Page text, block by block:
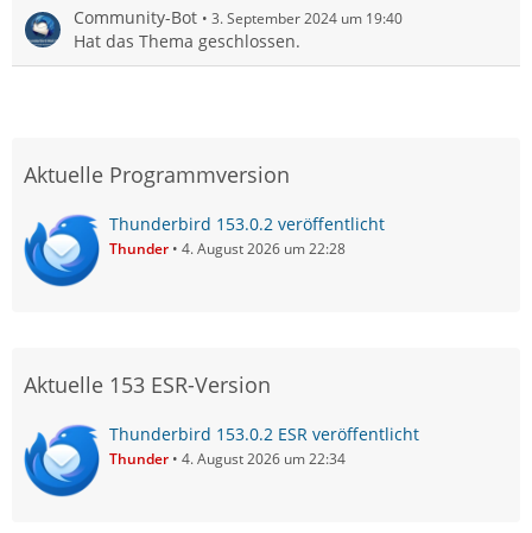
Community-Bot 3. September 2024 um 19:40
Hat das Thema geschlossen.
Aktuelle Programmversion
Thunderbird 153.0.2 veröffentlicht
Thunder 4. August 2026 um 22:28
Aktuelle 153 ESR-Version
Thunderbird 153.0.2 ESR veröffentlicht
Thunder 4. August 2026 um 22:34